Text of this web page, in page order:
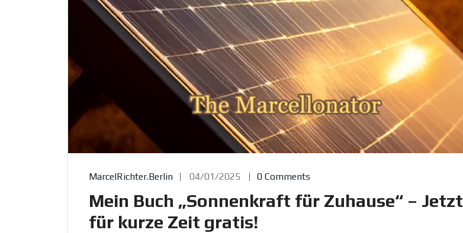
MarcelRichter.Berlin 04/01/2025 0 Comments
Mein Buch „Sonnenkraft für Zuhause“ – Jetzt
für kurze Zeit gratis!